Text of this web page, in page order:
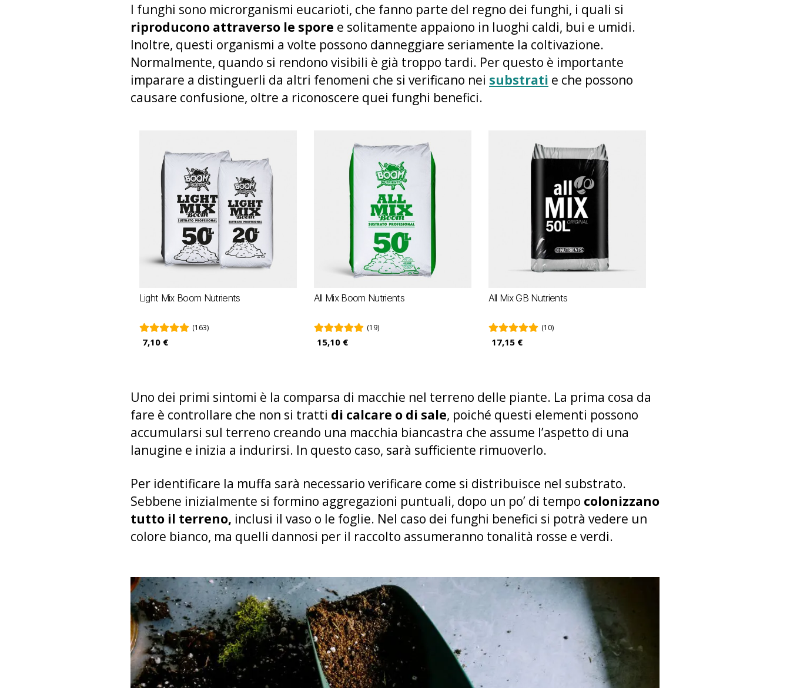
I funghi sono microrganismi eucarioti, che fanno parte del regno dei funghi, i quali si
riproducono attraverso le spore e solitamente appaiono in luoghi caldi, bui e umidi.
Inoltre, questi organismi a volte possono danneggiare seriamente la coltivazione.
Normalmente, quando si rendono visibili è già troppo tardi. Per questo è importante
imparare a distinguerli da altri fenomeni che si verificano nei substrati e che possono
causare confusione, oltre a riconoscere quei funghi benefici.
Light Mix Boom Nutrients
(163)
7,10 €
All Mix Boom Nutrients
(19)
15,10 €
All Mix GB Nutrients
(10)
17,15 €
Uno dei primi sintomi è la comparsa di macchie nel terreno delle piante. La prima cosa da
fare è controllare che non si tratti di calcare o di sale, poiché questi elementi possono
accumularsi sul terreno creando una macchia biancastra che assume l’aspetto di una
lanugine e inizia a indurirsi. In questo caso, sarà sufficiente rimuoverlo.
Per identificare la muffa sarà necessario verificare come si distribuisce nel substrato.
Sebbene inizialmente si formino aggregazioni puntuali, dopo un po’ di tempo colonizzano
tutto il terreno, inclusi il vaso o le foglie. Nel caso dei funghi benefici si potrà vedere un
colore bianco, ma quelli dannosi per il raccolto assumeranno tonalità rosse e verdi.